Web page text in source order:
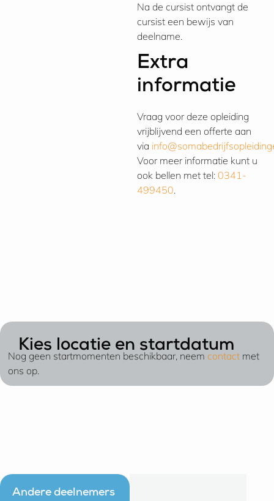
Na de cursist ontvangt de
cursist een bewijs van
deelname.
Extra
informatie
Vraag voor deze opleiding
vrijblijvend een offerte aan
via
Voor meer informatie kunt u
ook bellen met tel: 0341-
499450.
Kies locatie en startdatum
Nog geen startmomenten beschikbaar, neem contact met
ons op.
Andere deelnemers